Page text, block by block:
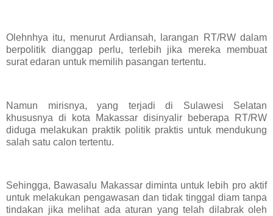
Olehnhya itu, menurut Ardiansah, larangan RT/RW dalam
berpolitik dianggap perlu, terlebih jika mereka membuat
surat edaran untuk memilih pasangan tertentu.
Namun mirisnya, yang terjadi di Sulawesi Selatan
khususnya di kota Makassar disinyalir beberapa RT/RW
diduga melakukan praktik politik praktis untuk mendukung
salah satu calon tertentu.
Sehingga, Bawasalu Makassar diminta untuk lebih pro aktif
untuk melakukan pengawasan dan tidak tinggal diam tanpa
tindakan jika melihat ada aturan yang telah dilabrak oleh